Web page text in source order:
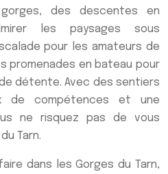
des descentes en
les paysages sous
pour les amateurs de
promenades en bateau pour
détente. Avec des sentiers
de compétences et une
ne risquez pas de vous
Tarn.
dans les Gorges du Tarn,